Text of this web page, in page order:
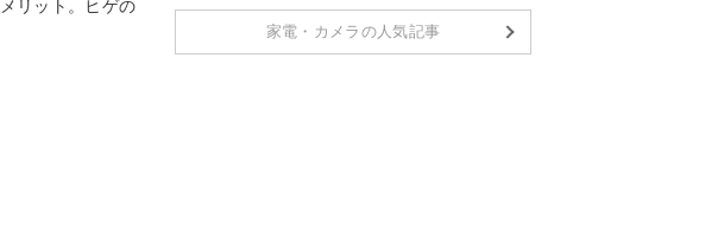
リット。ヒゲの
家電・カメラの人気記事